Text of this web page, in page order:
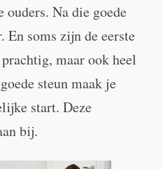
ouders. Na die goede
En soms zijn de eerste
maar ook heel
steun maak je
start. Deze
bij.